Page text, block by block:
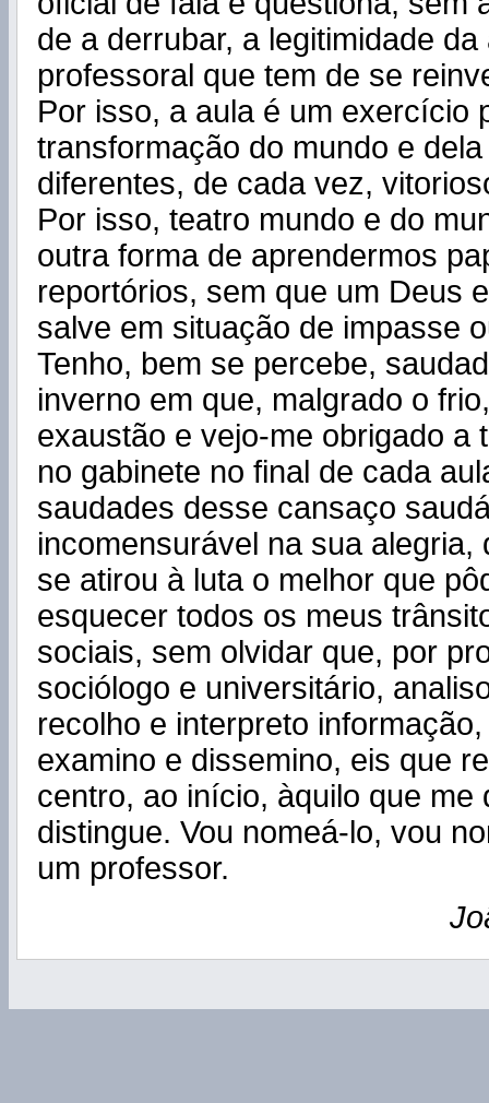
de a derrubar, a legitimidade da
professoral que tem de se
Por isso, a aula é um exercício
transformação do mundo e
diferentes, de cada vez,
Por isso, teatro mundo e do
outra forma de aprendermos
reportórios, sem que um Deus
salve em situação de impasse
Tenho, bem se percebe,
inverno em que, malgrado o
exaustão e vejo-me obrigado a
no gabinete no final de cada
saudades desse cansaço
incomensurável na sua alegria,
se atirou à luta o melhor que
esquecer todos os meus
sociais, sem olvidar que, por
sociólogo e universitário,
recolho e interpreto
examino e dissemino, eis que
centro, ao início, àquilo que me
distingue. Vou nomeá-lo, vou
um professor.